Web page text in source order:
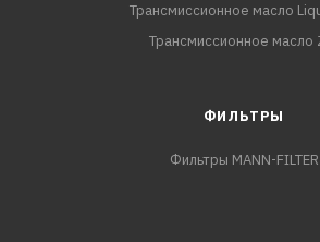
Трансмиссионное масло
Трансмиссионное масло
ФИЛЬТРЫ
Фильтры MANN-FILTER